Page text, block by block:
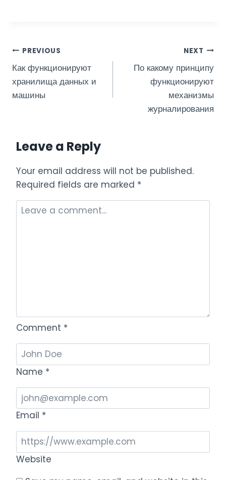
Post
navigation
PREVIOUS
Как функционируют
хранилища данных и
машины
NEXT
По какому принципу
функционируют
механизмы
журналирования
Leave a Reply
Your email address will not be published.
Required fields are marked *
Comment *
Name *
Email *
Website